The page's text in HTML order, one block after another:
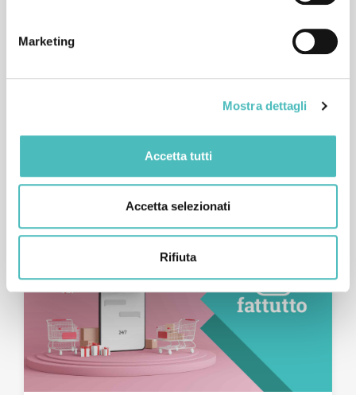
Marketing
Mostra dettagli
Accetta tutti
Accetta selezionati
Rifiuta
Dai dati contabili alle decisioni, in tempo reale
ULTIMI ARTICOLI